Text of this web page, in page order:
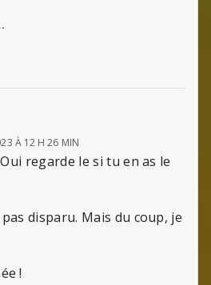
À 12 H 26 MIN
regarde le si tu en as le
pas disparu. Mais du coup, je
!